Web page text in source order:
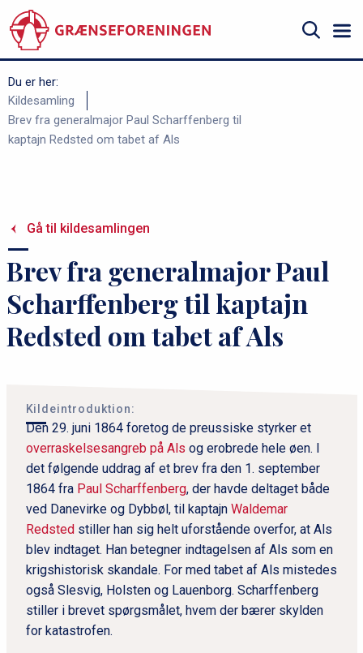
til
hovedindhold
Søg
Du er her:
Kildesamling
Brev fra generalmajor Paul Scharffenberg til
kaptajn Redsted om tabet af Als
Gå til kildesamlingen
Brev fra generalmajor Paul
Scharffenberg til kaptajn
Redsted om tabet af Als
Kildeintroduktion:
Den 29. juni 1864 foretog de preussiske styrker et
overraskelsesangreb på Als og erobrede hele øen. I
det følgende uddrag af et brev fra den 1. september
1864 fra Paul Scharffenberg, der havde deltaget både
ved Danevirke og Dybbøl, til kaptajn Waldemar
Redstedstiller han sig helt uforstående overfor, at Als
blev indtaget. Han betegner indtagelsen af Als som en
krigshistorisk skandale. For med tabet af Als mistedes
også Slesvig, Holsten og Lauenborg. Scharffenberg
stiller i brevet spørgsmålet, hvem der bærer skylden
for katastrofen.